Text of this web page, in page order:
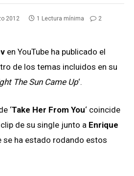
2012 1 Lectura mínima 2
en YouTube ha publicado el
de los temas incluidos en su
The Sun Came Up‘.
‘Take Her From You‘ coincide
de su single junto a Enrique
se ha estado rodando estos